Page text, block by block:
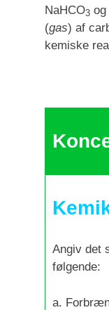
NaHCO3
(gas) af
kemiske
Angiv det
følgende:
a.